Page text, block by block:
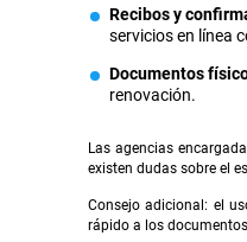
Recibos y
servicios en línea
Documentos
renovación.
Las agencias
existen dudas sobre el
Consejo adicional: el
rápido a los